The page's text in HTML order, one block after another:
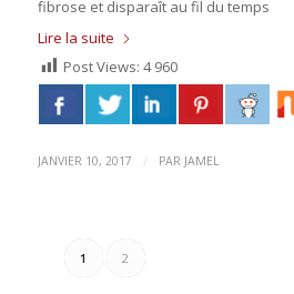
fibrose et disparaît au fil du temps
Lire la suite
Post Views: 4 960
JANVIER 10, 2017 / PAR JAMEL
1 2